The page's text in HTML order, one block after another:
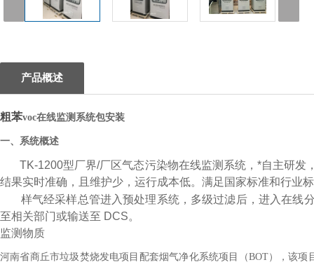
产品概述
粗苯voc在线监测系统包安装
一、系统概述
TK-1200型厂界/厂区气态污染物在线监测系统，*自主研发
结果实时准确，且维护少，运行成本低。满足国家标准和行业
样气经采样总管进入预处理系统，多级过滤后，进入在线
至相关部门或输送至 DCS。
监测物质
河南省商丘市垃圾焚烧发电项目配套烟气净化系统项目（BOT），该